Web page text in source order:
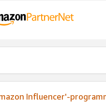
Influencer'-